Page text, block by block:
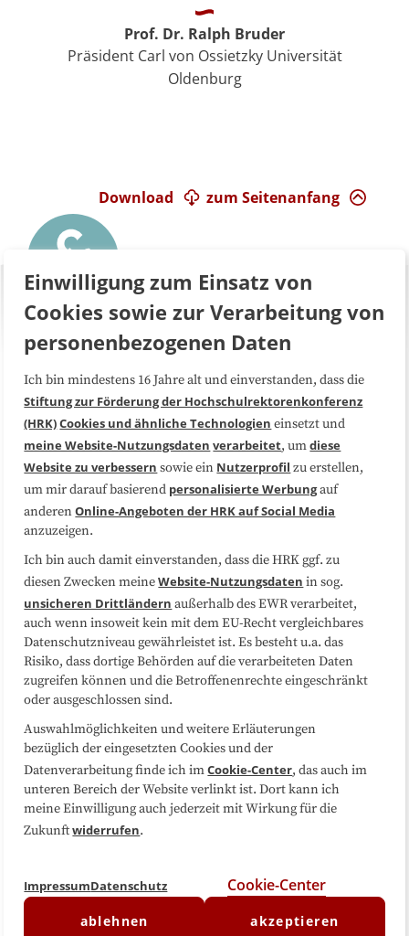
Prof. Dr. Ralph Bruder
Präsident Carl von Ossietzky Universität
Oldenburg
zum Seitenanfang
Download
Über uns FAQ
Medienarbeit Kooperationen
Datenschutzerklärung Impressum
Sitemap
Folgen Sie uns
Einwilligung zum Einsatz von
Cookies sowie zur Verarbeitung von
personenbezogenen Daten
Ich bin mindestens 16 Jahre alt und einverstanden, dass die
Stiftung zur Förderung der Hochschulrektorenkonferenz
(HRK)Cookies und ähnliche Technologien einsetzt und
meine Website-Nutzungsdaten verarbeitet, umdiese
Website zu verbessern sowie ein Nutzerprofil zu erstellen,
um mir darauf basierend personalisierte Werbungauf
anderenOnline-Angeboten der HRK auf Social Media
anzuzeigen.
Ich bin auch damit einverstanden, dass die HRK ggf. zu
diesen Zwecken meineWebsite-Nutzungsdaten in sog.
unsicheren Drittländern außerhalb des EWR verarbeitet,
auch wenn insoweit kein mit dem EU-Recht vergleichbares
Datenschutzniveau gewährleistet ist. Es besteht u.a. das
Risiko, dass dortige Behörden auf die verarbeiteten Daten
zugreifen können und die Betroffenenrechte eingeschränkt
oder ausgeschlossen sind.
Auswahlmöglichkeiten und weitere Erläuterungen
bezüglich der eingesetzten Cookies und der
Datenverarbeitung finde ich imCookie-Center, das auch im
unteren Bereich der Website verlinkt ist. Dort kann ich
meine Einwilligung auch jederzeit mit Wirkung für die
Zukunftwiderrufen.
ImpressumDatenschutz Cookie-Center
ablehnen akzeptieren